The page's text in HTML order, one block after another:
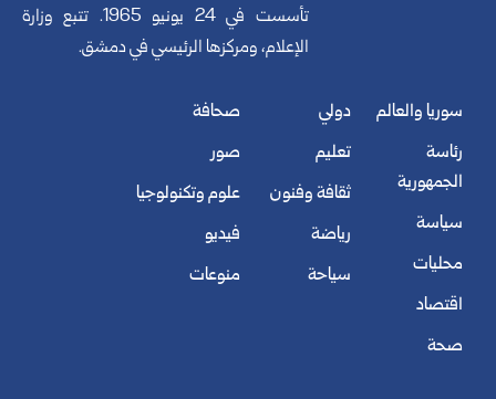
تأسست في 24 يونيو 1965. تتبع وزارة
الإعلام، ومركزها الرئيسي في دمشق.
سوريا والعالم
رئاسة
الجمهورية
سياسة
محليات
اقتصاد
صحة
دولي
تعليم
ثقافة وفنون
رياضة
سياحة
صحافة
صور
علوم وتكنولوجيا
فيديو
منوعات